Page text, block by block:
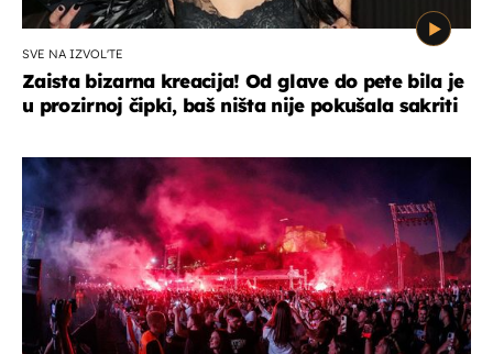
SVE NA IZVOL'TE
Zaista bizarna kreacija! Od glave do pete bila je
u prozirnoj čipki, baš ništa nije pokušala sakriti